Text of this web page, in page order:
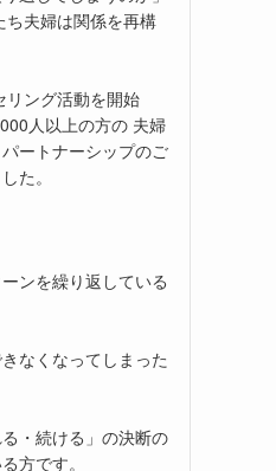
ち夫婦は関係を再構
ング活動を開始
人以上の方の 夫婦
ートナーシップのご
た。
ンを繰り返している
なくなってしまった
・続ける」の決断の
方です。